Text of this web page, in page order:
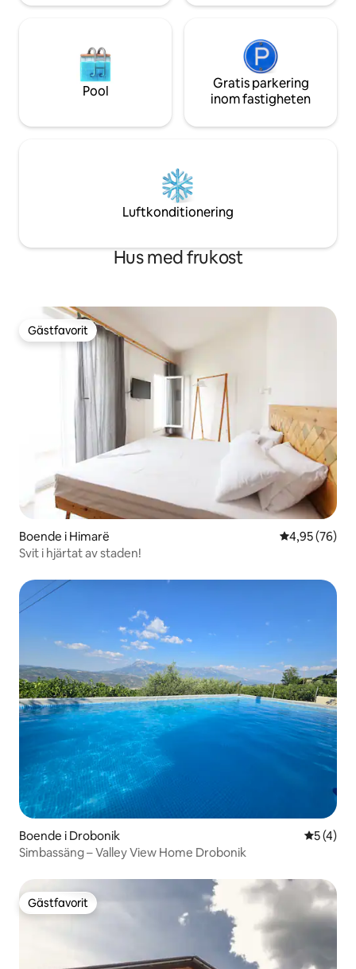
Pool
Gratis parkering
inom fastigheten
Luftkonditionering
Hus med frukost
Gästfavorit
Gästfavorit
Boende i Himarë 4,95 av 5 i
4,95 (76)
Svit i hjärtat av staden!
Boende i Drobonik 5 av 5 i
5 (4)
Simbassäng – Valley View Home Drobonik
Gästfavorit
Gästfavorit